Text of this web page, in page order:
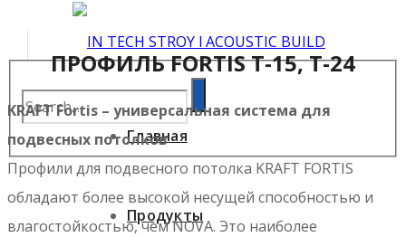
Главная
Продукты
ПРОФИЛЬ FORTIS T-15, T-24
KRAFT Fortis – универсальная система для
подвесных потолков
Профили для подвесного потолка KRAFT FORTIS
обладают более высокой несущей способностью и
влагостойкостью, чем NOVA. Это наиболее